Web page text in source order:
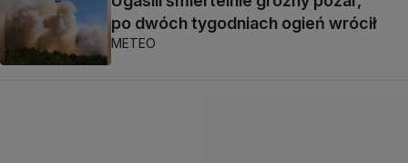
po dwóch tygodniach ogień wrócił
METEO